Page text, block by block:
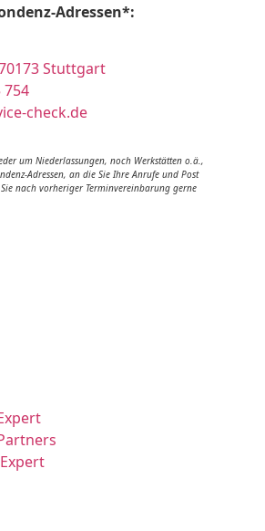
Adressen*:
Stuttgart
754
check.de
um Niederlassungen, noch Werkstätten o.ä.,
Adressen, an die Sie Ihre Anrufe und Post
nach vorheriger Terminvereinbarung gerne